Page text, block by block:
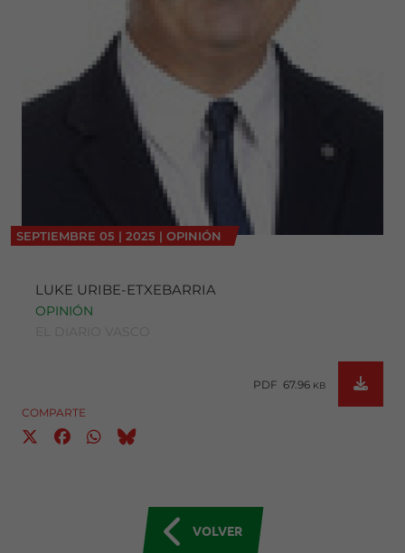
SEPTIEMBRE 05 | 2025 | OPINIÓN
LUKE URIBE-ETXEBARRIA
OPINIÓN
PDF 67.96 KB
COMPARTE
VOLVER